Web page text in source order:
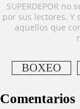
SUPERDEPOR
por sus lectores. Y
aquellos que
BOXEO
Comentarios